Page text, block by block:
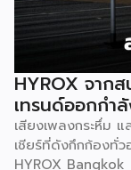
เข้าร่วมตามความส
สุขภาพเป็นรายบุคค
ให้ทุกคนมีสิทธิ์ได้รั
พัฒนาสุขภาพให้ดีขึ้
มาตรฐานที่ดีไว้ได้ โ
โรคในกลุ่มคนทำง
1.ด้านระบบเผาผล
มันที่ช่วยทำความส
HYROX จาก
เทรนด์ออกกำ
เสียงเพลงกระหึ่ม
เชียร์ที่ดังกึกก้องทั่
HYROX